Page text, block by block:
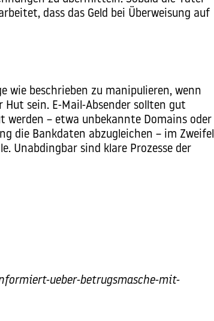
dass das Geld bei Überweisung auf
wie beschrieben zu manipulieren, wenn
sein. E-Mail-Absender sollten gut
– etwa unbekannte Domains oder
die Bankdaten abzugleichen – im Zweifel
Unabdingbar sind klare Prozesse der
ueber-betrugsmasche-mit-